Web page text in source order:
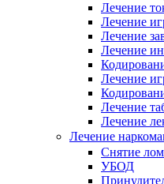
Лечение
Лечение
Лечение
Лечение
Лечение
Лечение
Лечение
Лечение
Снятие
УБОД